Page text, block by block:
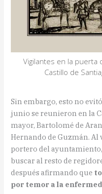
Vigilantes en la puerta
Castillo de
Sin embargo, esto no
junio se reunieron en la
mayor, Bartolomé de
Hernando de Guzmán. Al
portero del ayuntamiento,
buscar al resto de
después afirmando que
por temor a la